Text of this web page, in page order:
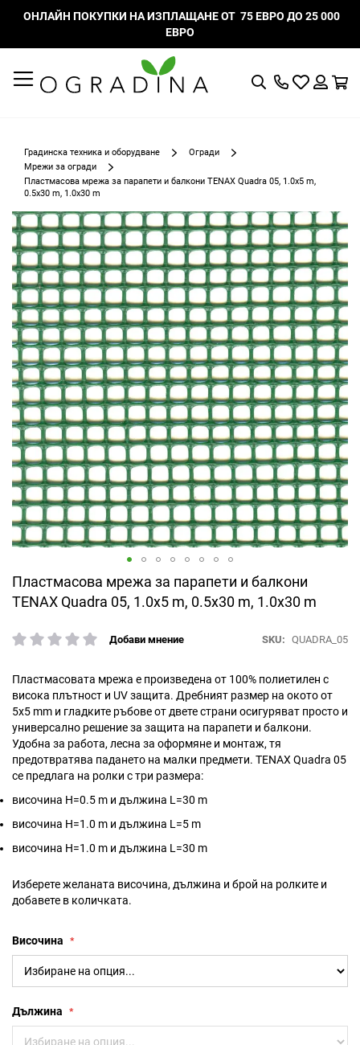
ОНЛАЙН ПОКУПКИ НА ИЗПЛАЩАНЕ ОТ 75 ЕВРО ДО 25 000
ЕВРО
ТърсенеМоят
Градинска техника и оборудване
Огради
Мрежи за огради
Пластмасова мрежа за парапети и балкони TENAX Quadra 05, 1.0x5 m,
0.5x30 m, 1.0x30 m
Пластмасова мрежа за парапети и балкони
TENAX Quadra 05, 1.0x5 m, 0.5x30 m, 1.0x30 m
рейтинг:
Добави мнение SKU QUADRA_05
Пластмасовата мрежа е произведена от 100% полиетилен с
висока плътност и UV защита. Дребният размер на окото от
5х5 mm и гладките ръбове от двете страни осигуряват просто и
универсално решение за защита на парапети и балкони.
Удобна за работа, лесна за оформяне и монтаж, тя
предотвратява падането на малки предмети. TENAX Quadra 05
се предлага на ролки с три размера:
височина H=0.5 m и дължина L=30 m
височина H=1.0 m и дължина L=5 m
височина H=1.0 m и дължина L=30 m
Изберете желаната височина, дължина и брой на ролките и
добавете в количката.
Височина
Дължина
Преминете
към
края
на
галерията
на
изображенията
Преминете
към
началото
галерия
снимки